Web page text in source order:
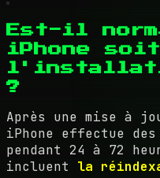
Est-il
iPhone
?
Après une mise à
iPhone effectue
pendant 24 à 72
incluent la